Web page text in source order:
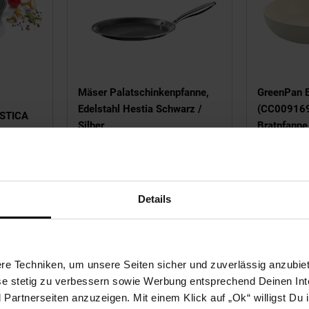
Details
Techniken, um unsere Seiten sicher und zuverlässig
stetig zu verbessern sowie Werbung entsprechend Deinen
anzuzeigen. Mit einem Klick auf „Ok“ willigst Du
von 5 Sternen
Preis: 48, € Sternchen
Mäser Palatschinkenpfanne,
Edelstahl Hestia Schwarz /
Silber
NUR
nur 49, €
GreenPan
Bratpfanne
NUR